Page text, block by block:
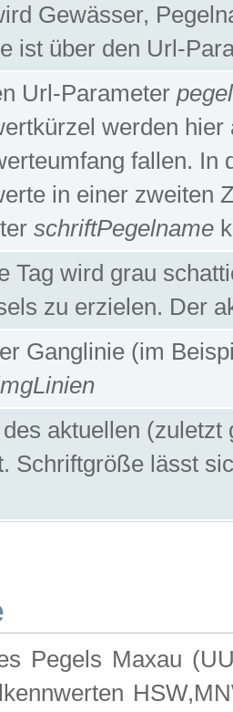
Gewässer,
ist über den Url-
Url-Parameter
werden
fallen. In
in einer zweiten
schriftPegelname
Tag wird grau
zu erzielen. Der
Ganglinie (im
aktuellen
Schriftgröße lässt
Pegels Maxau